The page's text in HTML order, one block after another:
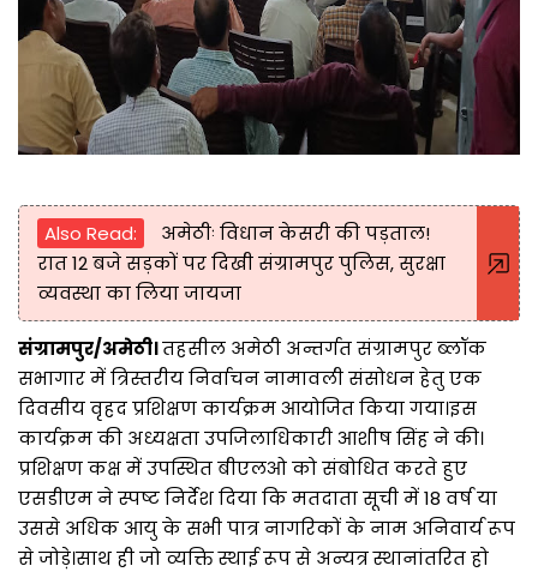
Also Read:
अमेठीः विधान केसरी की पड़ताल!
रात 12 बजे सड़कों पर दिखी संग्रामपुर पुलिस, सुरक्षा
व्यवस्था का लिया जायजा
संग्रामपुर/अमेठी।तहसील अमेठी अन्तर्गत संग्रामपुर ब्लॉक
सभागार में त्रिस्तरीय निर्वाचन नामावली संसोधन हेतु एक
दिवसीय वृहद प्रशिक्षण कार्यक्रम आयोजित किया गया।इस
कार्यक्रम की अध्यक्षता उपजिलाधिकारी आशीष सिंह ने की।
प्रशिक्षण कक्ष में उपस्थित बीएलओ को संबोधित करते हुए
एसडीएम ने स्पष्ट निर्देश दिया कि मतदाता सूची में 18 वर्ष या
उससे अधिक आयु के सभी पात्र नागरिकों के नाम अनिवार्य रूप
से जोड़े।साथ ही जो व्यक्ति स्थाई रूप से अन्यत्र स्थानांतरित हो